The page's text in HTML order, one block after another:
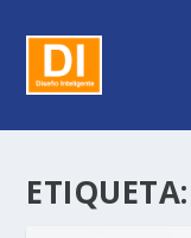
ETIQUETA: